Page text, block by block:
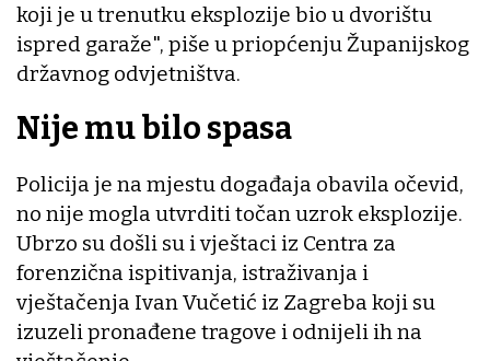
koji je u trenutku eksplozije bio u dvorištu
ispred garaže", piše u priopćenju Županijskog
državnog odvjetništva.
Nije mu bilo spasa
Policija je na mjestu događaja obavila očevid,
no nije mogla utvrditi točan uzrok eksplozije.
Ubrzo su došli su i vještaci iz Centra za
forenzična ispitivanja, istraživanja i
vještačenja Ivan Vučetić iz Zagreba koji su
izuzeli pronađene tragove i odnijeli ih na